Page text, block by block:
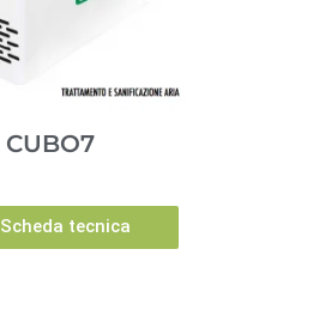
CUBO7
Scheda tecnica